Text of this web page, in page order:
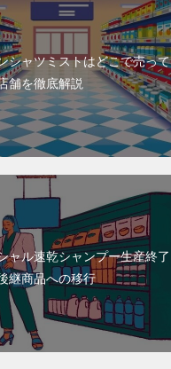
シャツミストはどこで売って
舗を徹底解説
ャル速乾シャンプー生産終了
継商品への移行